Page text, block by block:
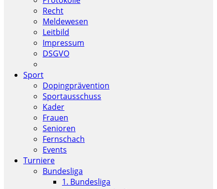
Recht
Meldewesen
Leitbild
Impressum
DSGVO
Sport
Dopingprävention
Sportausschuss
Kader
Frauen
Senioren
Fernschach
Events
Turniere
Bundesliga
1. Bundesliga